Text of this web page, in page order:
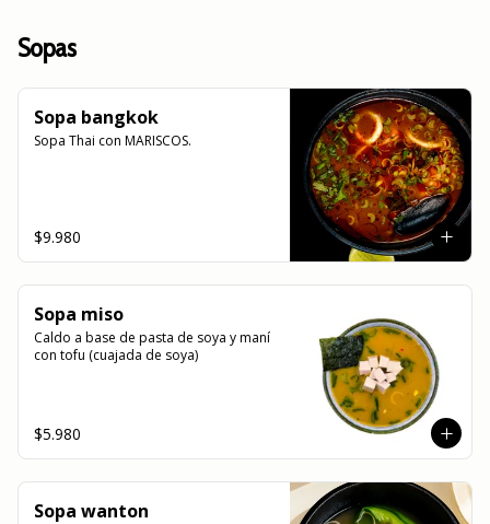
Sopas
Sopa bangkok
Sopa Thai con MARISCOS.
$9.980
Sopa miso
Caldo a base de pasta de soya y maní
con tofu (cuajada de soya)
$5.980
Sopa wanton